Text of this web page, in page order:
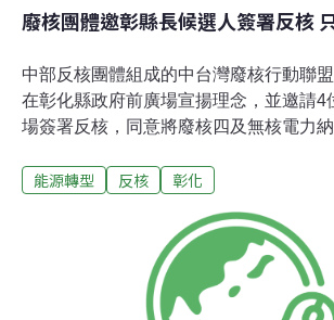
廢核團體邀彰縣長候選人簽署反核
中部反核團體組成的中台灣廢核行動聯盟
在彰化縣政府前廣場宣揚理念，並邀請4
場簽署反核，同意將廢核四及無核電力
敏及無黨籍黃文玲則未到場。黃文玲表
到場，以後會一直關注核四議題，一定
到場的魏明谷表示，台灣不大，無法承
全世界各國都在積極開發替代性能源時
的能源，他當選後將全力配合執行民進
能源轉型 反核 彰化